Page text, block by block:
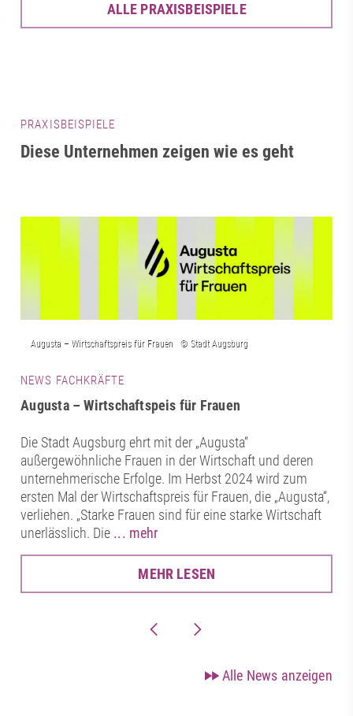
ALLE PRAXISBEISPIELE
PRAXISBEISPIELE
Diese Unternehmen zeigen wie es geht
NEWS FACHKRÄFTE
Augusta – Wirtschaftspeis für Frauen
Die Stadt Augsburg ehrt mit der „Augusta“
außergewöhnliche Frauen in der Wirtschaft und deren
unternehmerische Erfolge. Im Herbst 2024 wird zum
ersten Mal der Wirtschaftspreis für Frauen, die „Augusta“,
verliehen. „Starke Frauen sind für eine starke Wirtschaft
unerlässlich. Die ... mehr
MEHR LESEN
Alle News anzeigen